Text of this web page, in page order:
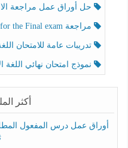
حل أوراق عمل مراجعة الاختبار
مراجعة Preparation for the Final exam اللغة الإنجليزية الصف الرابع الفصل الثالث
تدريبات عامة للامتحان اللغة
نموذج امتحان نهائي اللغة
أكثر
أوراق عمل درس المفعول